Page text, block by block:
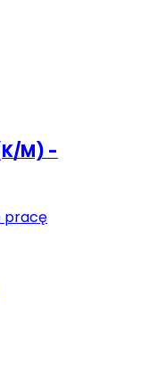
M) -
pracę